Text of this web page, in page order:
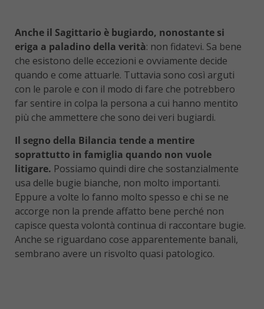
Anche il Sagittario è bugiardo, nonostante si
eriga a paladino della verità: non fidatevi. Sa bene
che esistono delle eccezioni e ovviamente decide
quando e come attuarle. Tuttavia sono così arguti
con le parole e con il modo di fare che potrebbero
far sentire in colpa la persona a cui hanno mentito
più che ammettere che sono dei veri bugiardi.
Il segno della Bilancia tende a mentire
soprattutto in famiglia quando non vuole
litigare. Possiamo quindi dire che sostanzialmente
usa delle bugie bianche, non molto importanti.
Eppure a volte lo fanno molto spesso e chi se ne
accorge non la prende affatto bene perché non
capisce questa volontà continua di raccontare bugie.
Anche se riguardano cose apparentemente banali,
sembrano avere un risvolto quasi patologico.